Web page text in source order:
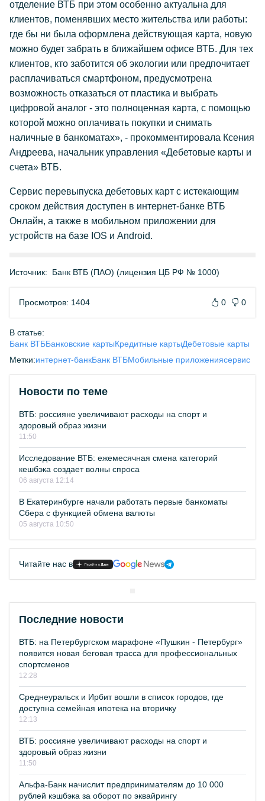
отделение ВТБ при этом особенно актуальна для
клиентов, поменявших место жительства или работы:
где бы ни была оформлена действующая карта, новую
можно будет забрать в ближайшем офисе ВТБ. Для тех
клиентов, кто заботится об экологии или предпочитает
расплачиваться смартфоном, предусмотрена
возможность отказаться от пластика и выбрать
цифровой аналог - это полноценная карта, с помощью
которой можно оплачивать покупки и снимать
наличные в банкоматах», - прокомментировала Ксения
Андреева, начальник управления «Дебетовые карты и
счета» ВТБ.
Сервис перевыпуска дебетовых карт с истекающим
сроком действия доступен в интернет-банке ВТБ
Онлайн, а также в мобильном приложении для
устройств на базе IOS и Android.
Источник: Банк ВТБ (ПАО) (лицензия ЦБ РФ № 1000)
Просмотров: 1404 0 0
В статье:
Банк ВТББанковские картыКредитные картыДебетовые карты
Метки:интернет-банкБанк ВТБМобильные приложениясервис
Новости по теме
ВТБ: россияне увеличивают расходы на спорт и
здоровый образ жизни
11:50
Исследование ВТБ: ежемесячная смена категорий
кешбэка создает волны спроса
06 августа 12:14
В Екатеринбурге начали работать первые банкоматы
Сбера с функцией обмена валюты
05 августа 10:50
Читайте нас в
Последние новости
ВТБ: на Петербургском марафоне «Пушкин - Петербург»
появится новая беговая трасса для профессиональных
спортсменов
12:28
Среднеуральск и Ирбит вошли в список городов, где
доступна семейная ипотека на вторичку
12:13
ВТБ: россияне увеличивают расходы на спорт и
здоровый образ жизни
11:50
Альфа-Банк начислит предпринимателям до 10 000
рублей кэшбэка за оборот по эквайрингу